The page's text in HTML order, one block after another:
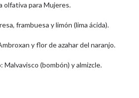
olfativa para Mujeres.
frambuesa y limón (lima ácida).
y flor de azahar del naranjo.
Malvavisco (bombón) y almizcle.